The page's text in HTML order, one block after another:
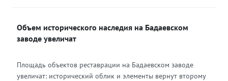
Объем исторического наследия на Бадаевском
заводе увеличат
Площадь объектов реставрации на Бадаевском заводе
увеличат: исторический облик и элементы вернут второму